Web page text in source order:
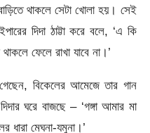
থাকলে সেটা খোলা হয়। সেই
দিদা ঠাট্টা করে বলে, ‘এ কি
ফেলে রাখা যাবে না।’
বিকেলের আমেজে তার গান
ঘরে বাজছে – ‘গঙ্গা আমার মা
মেঘনা-যমুনা।’